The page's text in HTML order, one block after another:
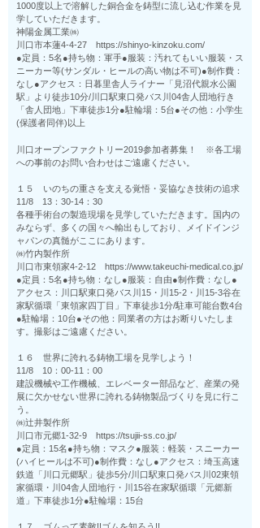
1000度以上で溶解した銅合金を鋳型に流し込む作業を見
学していただきます。
神陽金属工業㈱
川口市本蓮4-4-27 https://shinyo-kinzoku.com/
●定員：5名●持ち物：軍手●服装：汚れてもいい服装・ス
ニーカー等(サンダル・ヒールの高い物は不可)●制作費：
なし●アクセス：日暮里舎人ライナー「見沼代親水公園
駅」より徒歩10分/川口駅東口発バス川04舎人団地行き
「舎人団地」下車徒歩1分●駐輪場：5台●その他：小学生
(保護者同伴)以上
川口オープンファクトリー2019参加者募集！ ※各工場
への事前のお問い合わせはご遠慮ください。
１５ いのちの重さを支える覚悟・妥協なき技術の追求
11/8 13：30-14：30
各種手術台の製造現場を見学していただきます。国内の
みならず、多くの国々へ輸出もしており、メイドインジ
ャパンの真髄がここにあります。
㈱竹内製作所
川口市東領家4-2-12 https://www.takeuchi-medical.co.jp/
●定員：5名●持ち物：なし●服装：自由●制作費：なし●
アクセス：川口駅東口発バス川15・川15-2・川15-3谷在
家駅循環「東領家四丁目」下車徒歩1分/駐車可能台数4台
●駐輪場：10台●その他：同業者の方はお断りいたしま
す。撮影はご遠慮ください。
１６ 世界に誇れる鋳物工場を見学しよう！
11/8 10：00-11：00
建設機械や工作機械、エレベーター部品など、産業の発
展に欠かせない世界に誇れる鋳物製品づくりを見に行こ
う。
㈱辻井製作所
川口市元郷1-32-9 https://tsujii-ss.co.jp/
●定員：15名●持ち物：マスク●服装：軽装・スニーカー
(ハイヒールは不可)●制作費：なし●アクセス：埼玉高速
鉄道「川口元郷駅」徒歩5分/川口駅東口発バス川02東領
家循環・川04舎人団地行・川15谷在家駅循環「元郷新
道」下車徒歩1分●駐輪場：15台